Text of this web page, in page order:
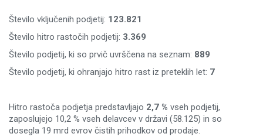
Število vključenih podjetij: 123.821
Število hitro rastočih podjetij: 3.369
Število podjetij, ki so prvič uvrščena na seznam: 889
Število podjetij, ki ohranjajo hitro rast iz preteklih let: 7
Hitro rastoča podjetja predstavljajo 2,7 % vseh podjetij,
zaposlujejo 10,2 % vseh delavcev v državi (58.125) in so
dosegla 19 mrd evrov čistih prihodkov od prodaje.